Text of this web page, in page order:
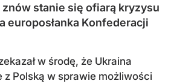
stanie się ofiarą kryzysu
europosłanka Konfederacji
w środę, że Ukraina
z Polską w sprawie możliwości